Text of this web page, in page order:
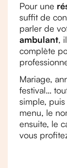
Pour une
suffit de
parler de
ambulant,
complète
Mariage,
festival…
simple,
menu, le
ensuite, le
vous